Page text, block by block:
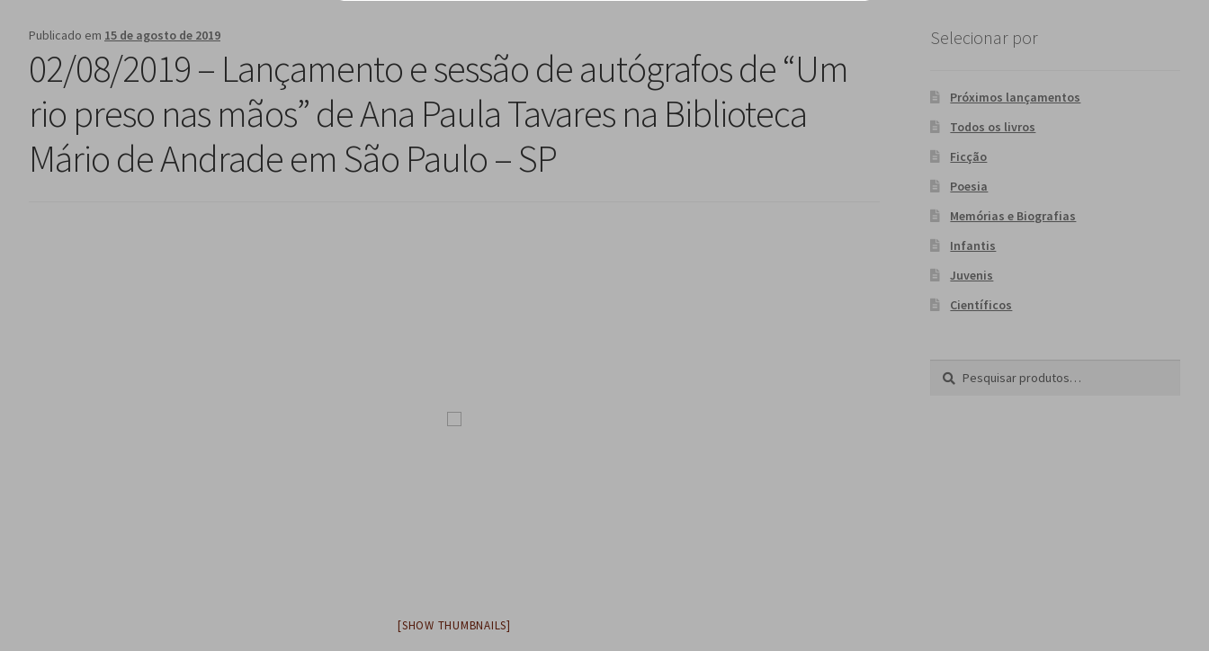
Publicado em 15 de agosto de 2019
02/08/2019 – Lançamento e sessão de autógrafos de “Um
rio preso nas mãos” de Ana Paula Tavares na Biblioteca
Mário de Andrade em São Paulo – SP
[SHOW THUMBNAILS]
Selecionar por
Próximos lançamentos
Todos os livros
Ficção
Poesia
Memórias e Biografias
Infantis
Juvenis
Científicos
Pesquisar